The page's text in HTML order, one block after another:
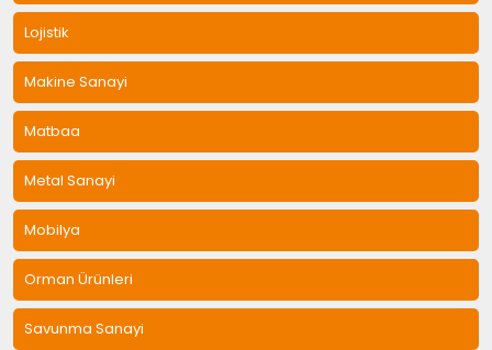
Lojistik
Makine Sanayi
Matbaa
Metal Sanayi
Mobilya
Orman Ürünleri
Savunma Sanayi